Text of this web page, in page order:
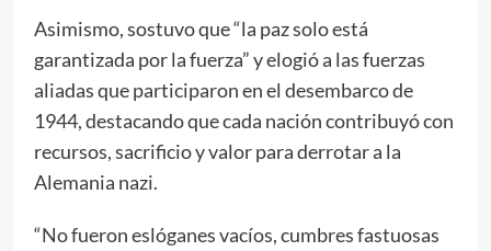
Asimismo, sostuvo que “la paz solo está
garantizada por la fuerza” y elogió a las fuerzas
aliadas que participaron en el desembarco de
1944, destacando que cada nación contribuyó con
recursos, sacrificio y valor para derrotar a la
Alemania nazi.
“No fueron eslóganes vacíos, cumbres fastuosas